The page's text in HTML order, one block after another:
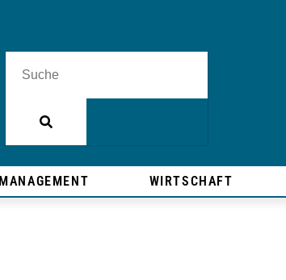
MANAGEMENT WIRTSCHAFT